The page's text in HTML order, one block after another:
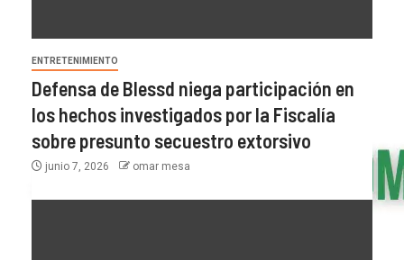
ENTRETENIMIENTO
Defensa de Blessd niega participación en
los hechos investigados por la Fiscalía
sobre presunto secuestro extorsivo
junio 7, 2026 omar mesa